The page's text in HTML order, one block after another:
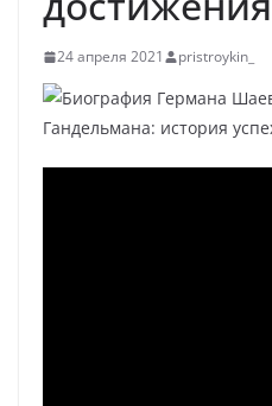
24 апреля 2021 pristroykin_